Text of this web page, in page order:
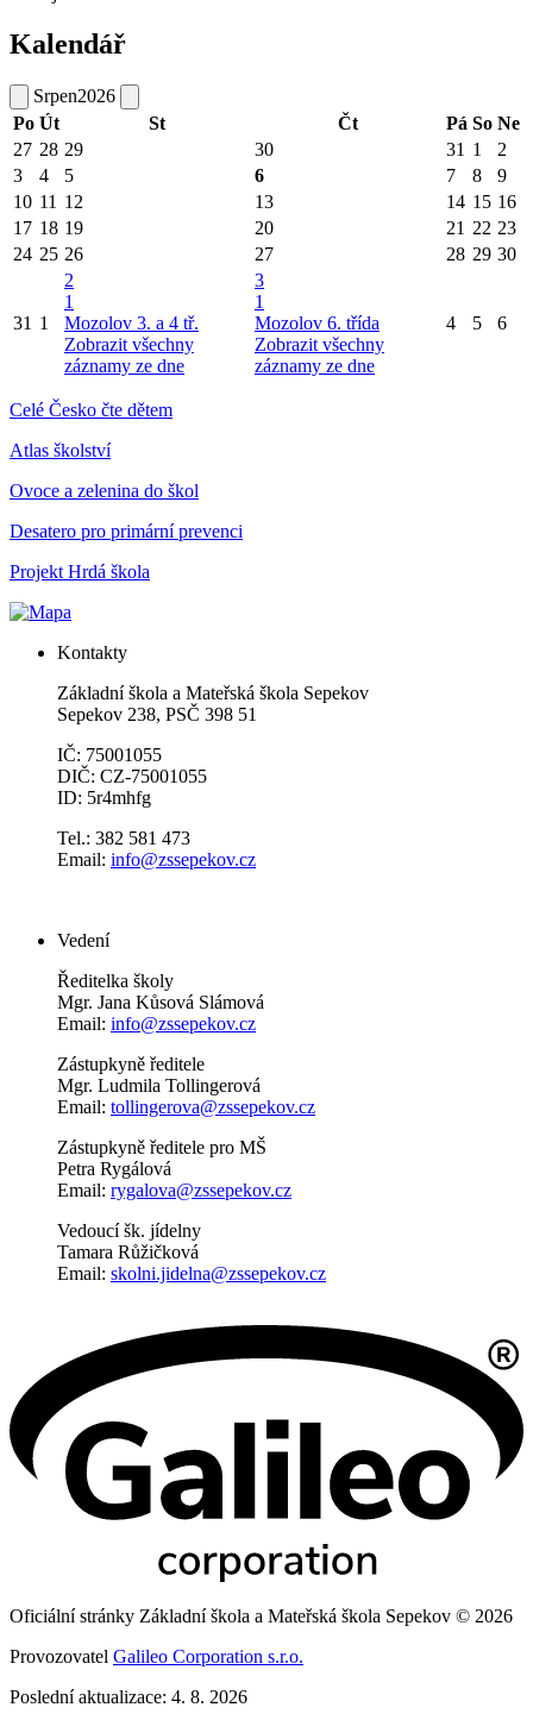
Kalendář
Srpen2026
Po Út St Čt Pá So Ne
27 28 29 30 31 1
2
3
4 5 6 7 8
9
10 11 12 13 14 15 16
17 18 19 20 21 22 23
24 25 26 27 28 29 30
31 1
2
1
Mozolov 3. a 4 tř.
Zobrazit všechny
záznamy ze dne
3
1
Mozolov 6. třída
Zobrazit všechny
záznamy ze dne
4 5 6
Celé Česko čte dětem
Atlas školství
Ovoce a zelenina do škol
Desatero pro primární prevenci
Projekt Hrdá škola
Kontakty
Základní škola a Mateřská škola Sepekov
Sepekov 238, PSČ 398 51
IČ: 75001055
DIČ: CZ-75001055
ID: 5r4mhfg
Tel.: 382 581 473
Email: info@zssepekov.cz
Vedení
Ředitelka školy
Mgr. Jana Kůsová Slámová
Email: info@zssepekov.cz
Zástupkyně ředitele
Mgr. Ludmila Tollingerová
Email: tollingerova@zssepekov.cz
Zástupkyně ředitele pro MŠ
Petra Rygálová
Email: rygalova@zssepekov.cz
Vedoucí šk. jídelny
Tamara Růžičková
Email: skolni.jidelna@zssepekov.cz
Oficiální stránky Základní škola a Mateřská škola Sepekov © 2026
Provozovatel Galileo Corporation s.r.o.
Poslední aktualizace: 4. 8. 2026